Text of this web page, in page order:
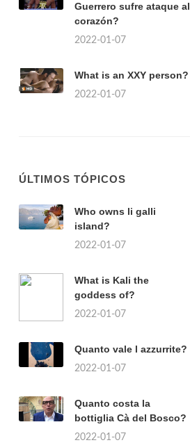
Guerrero sufre ataque al
corazón?
2022-01-07
What is an XXY person?
2022-01-07
ÚLTIMOS TÓPICOS
Who owns li galli
island?
2022-01-07
What is Kali the
goddess of?
2022-01-07
Quanto vale l azzurrite?
2022-01-07
Quanto costa la
bottiglia Cà del Bosco?
2022-01-07